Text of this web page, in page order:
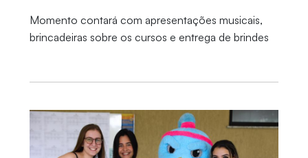
Momento contará com apresentações musicais,
brincadeiras sobre os cursos e entrega de brindes